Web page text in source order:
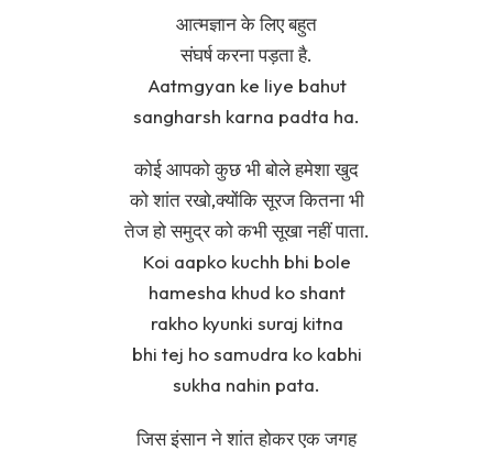
आत्मज्ञान के लिए बहुत
संघर्ष करना पड़ता है.
Aatmgyan ke liye bahut
sangharsh karna padta ha.
कोई आपको कुछ भी बोले हमेशा खुद
को शांत रखो,क्योंकि सूरज कितना भी
तेज हो समुद्र को कभी सूखा नहीं पाता.
Koi aapko kuchh bhi bole
hamesha khud ko shant
rakho kyunki suraj kitna
bhi tej ho samudra ko kabhi
sukha nahin pata.
जिस इंसान ने शांत होकर एक जगह